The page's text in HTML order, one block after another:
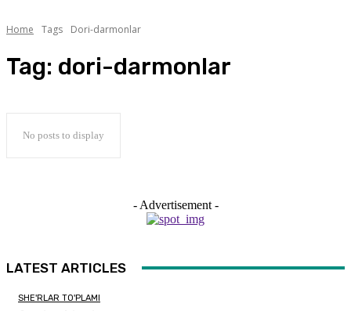
Home Tags Dori-darmonlar
Tag: dori-darmonlar
No posts to display
- Advertisement -
LATEST ARTICLES
SHE'RLAR TO'PLAMI